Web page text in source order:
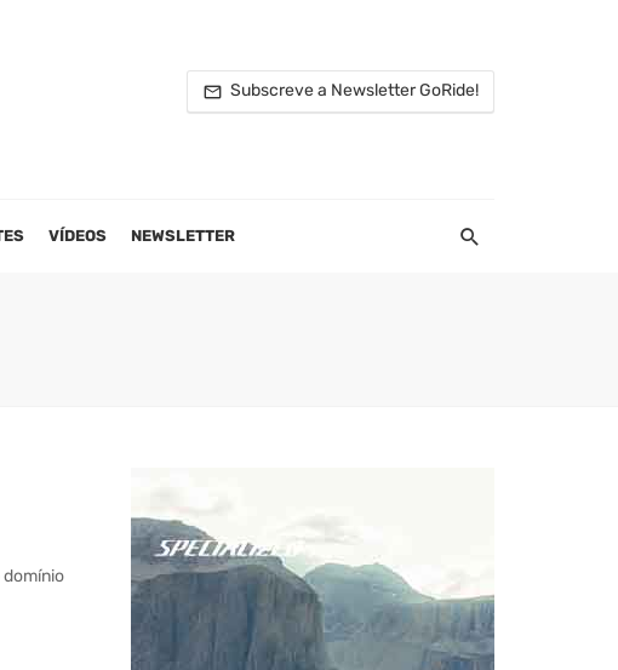
Subscreve a Newsletter GoRide!
VÍDEOS NEWSLETTER
domínio